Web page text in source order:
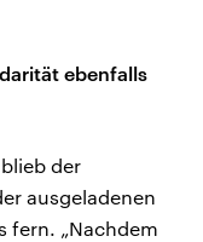
ebenfalls
der
ausgeladenen
fern. „Nachdem